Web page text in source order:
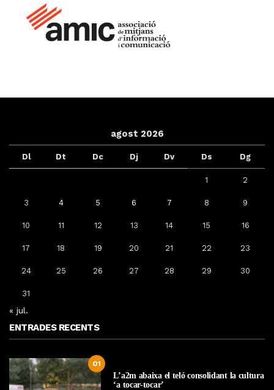
agost 2026
Dl Dt Dc Dj Dv Ds Dg
1 2
3 4 5 6 7 8 9
10 11 12 13 14 15 16
17 18 19 20 21 22 23
24 25 26 27 28 29 30
31
« jul.
ENTRADES RECENTS
01
L’a2m abaixa el teló consolidant la cultura
‘a tocar-tocar’